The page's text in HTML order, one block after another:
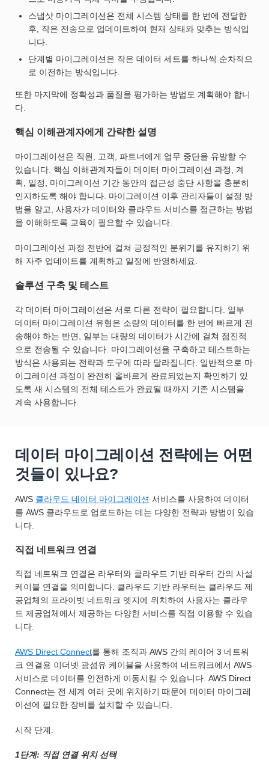
스냅샷 마이그레이션은 전체 시스템 상태를 한 번에 전달한
후, 작은 전송으로 업데이트하여 현재 상태와 맞추는 방식입
니다.
단계별 마이그레이션은 작은 데이터 세트를 하나씩 순차적으
로 이전하는 방식입니다.
또한 마지막에 정확성과 품질을 평가하는 방법도 계획해야 합니
다.
핵심 이해관계자에게 간략한 설명
마이그레이션은 직원, 고객, 파트너에게 업무 중단을 유발할 수
있습니다. 핵심 이해관계자들이 데이터 마이그레이션 과정, 계
획, 일정, 마이그레이션 기간 동안의 접근성 중단 사항을 충분히
인지하도록 해야 합니다. 마이그레이션 이후 관리자들이 설정 방
법을 알고, 사용자가 데이터와 클라우드 서비스를 접근하는 방법
을 이해하도록 교육이 필요할 수 있습니다.
마이그레이션 과정 전반에 걸쳐 긍정적인 분위기를 유지하기 위
해 자주 업데이트를 계획하고 일정에 반영하세요.
솔루션 구축 및 테스트
각 데이터 마이그레이션은 서로 다른 전략이 필요합니다. 일부
데이터 마이그레이션 유형은 소량의 데이터를 한 번에 빠르게 전
송해야 하는 반면, 일부는 대량의 데이터가 시간에 걸쳐 점진적
으로 전송될 수 있습니다. 마이그레이션을 구축하고 테스트하는
방식은 사용되는 전략과 도구에 따라 달라집니다. 일반적으로 마
이그레이션 과정이 완전히 올바르게 완료되었는지 확인하기 있
도록 새 시스템의 전체 테스트가 완료될 때까지 기존 시스템을
계속 사용합니다.
데이터 마이그레이션 전략에는 어떤
것들이 있나요?
AWS 클라우드 데이터 마이그레이션 서비스를 사용하여 데이터
를 AWS 클라우드로 업로드하는 데는 다양한 전략과 방법이 있습
니다.
직접 네트워크 연결
직접 네트워크 연결은 라우터와 클라우드 기반 라우터 간의 사설
케이블 연결을 의미합니다. 클라우드 기반 라우터는 클라우드 제
공업체의 프라이빗 네트워크 엣지에 위치하여 사용자는 클라우
드 제공업체에서 제공하는 다양한 서비스를 직접 이용할 수 있습
니다.
AWS Direct Connect를 통해 조직과 AWS 간의 레이어 3 네트워
크 연결용 이더넷 광섬유 케이블을 사용하여 네트워크에서 AWS
서비스로 데이터를 안전하게 이동시킬 수 있습니다. AWS Direct
Connect는 전 세계 여러 곳에 위치하기 때문에 데이터 마이그레
이션에 필요한 장비를 설치할 수 있습니다.
시작 단계:
1단계: 직접 연결 위치 선택